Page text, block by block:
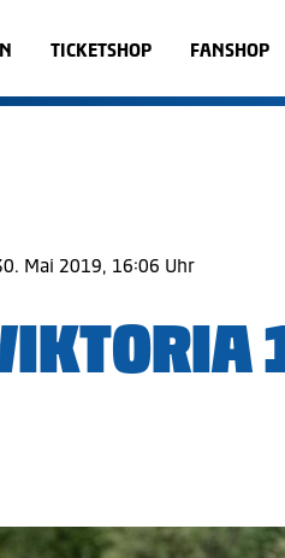
TICKETSHOP FANSHOP
Mai 2019, 16:06 Uhr